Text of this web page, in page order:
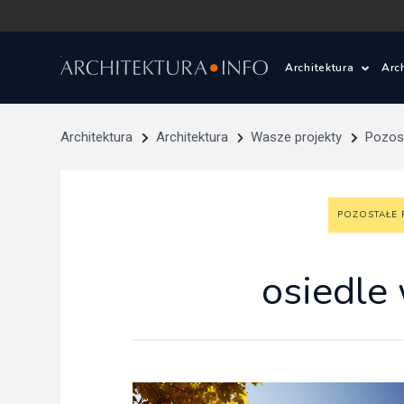
Architektura
Wasze
Architektura
Pracownie
Architektura Architektura Wasze projekty
POZOSTAŁE
osiedle